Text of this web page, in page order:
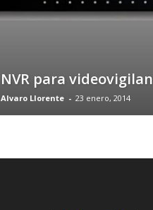
NVR para
Alvaro Llorente - 23 enero, 2014